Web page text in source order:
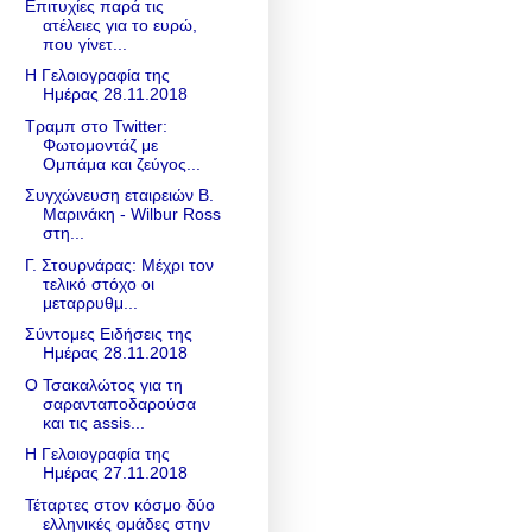
Επιτυχίες παρά τις
ατέλειες για το ευρώ,
που γίνετ...
Η Γελοιογραφία της
Ημέρας 28.11.2018
Τραμπ στο Twitter:
Φωτομοντάζ με
Ομπάμα και ζεύγος...
Συγχώνευση εταιρειών Β.
Μαρινάκη - Wilbur Ross
στη...
Γ. Στουρνάρας: Μέχρι τον
τελικό στόχο οι
μεταρρυθμ...
Σύντομες Ειδήσεις της
Ημέρας 28.11.2018
Ο Τσακαλώτος για τη
σαρανταποδαρούσα
και τις assis...
Η Γελοιογραφία της
Ημέρας 27.11.2018
Τέταρτες στον κόσμο δύο
ελληνικές ομάδες στην